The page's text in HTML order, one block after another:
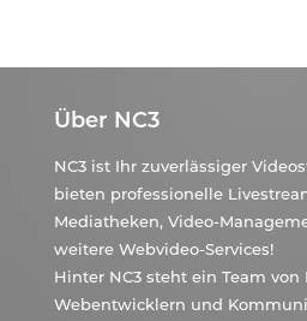
Über NC3
NC3 ist Ihr zuverlässiger
bieten professionelle
Mediatheken, Video-
weitere Webvideo-Services!
Hinter NC3 steht ein Team
Webentwicklern und